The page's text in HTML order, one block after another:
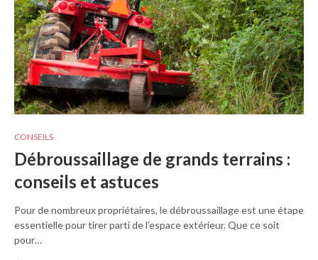
CONSEILS
Débroussaillage de grands terrains :
conseils et astuces
Pour de nombreux propriétaires, le débroussaillage est une étape
essentielle pour tirer parti de l’espace extérieur. Que ce soit
pour…